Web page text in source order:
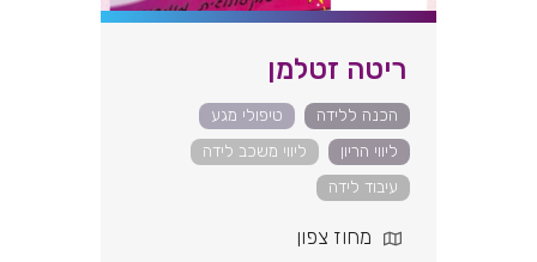
ריטה זטלמן
הכנה ללידה
טיפולי מגע
ליווי הריון
ליווי משכב לידה
עיבוד לידה
מחוז צפון